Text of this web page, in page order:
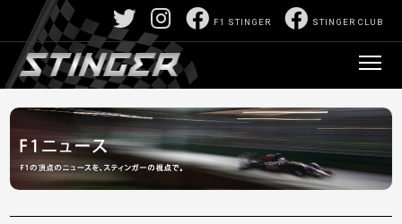
STINGER CLUB
F1 STINGER